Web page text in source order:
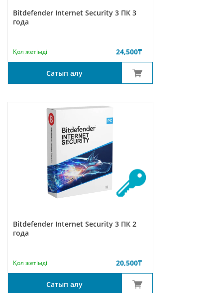
Bitdefender Internet Security 3 ПК 3
года
Қол жетімді 24,500₸
Сатып алу
Bitdefender Internet Security 3 ПК 2
года
Қол жетімді 20,500₸
Сатып алу